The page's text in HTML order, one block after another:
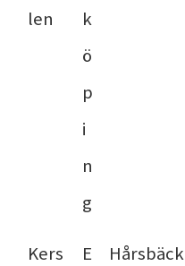
len
k
ö
p
i
n
g
Kers
E
Hårsbäck